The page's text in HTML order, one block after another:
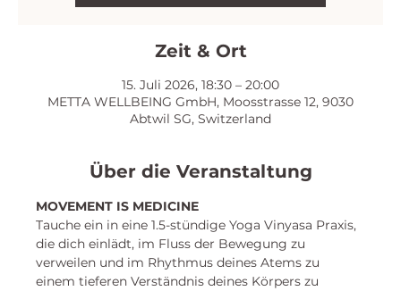
Zeit & Ort
15. Juli 2026, 18:30 – 20:00
METTA WELLBEING GmbH, Moosstrasse 12, 9030
Abtwil SG, Switzerland
Über die Veranstaltung
MOVEMENT IS MEDICINE
Tauche ein in eine 1.5-stündige Yoga Vinyasa Praxis,
die dich einlädt, im Fluss der Bewegung zu
verweilen und im Rhythmus deines Atems zu
einem tieferen Verständnis deines Körpers zu